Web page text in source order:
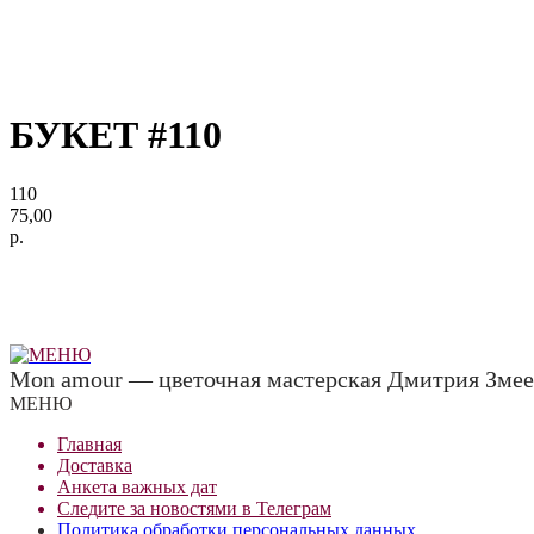
БУКЕТ #110
110
75,00
р.
Mon amour — цветочная мастерская Дмитрия
МЕНЮ
Главная
Доставка
Анкета важных дат
Следите за новостями в Телеграм
Политика обработки персональных данных